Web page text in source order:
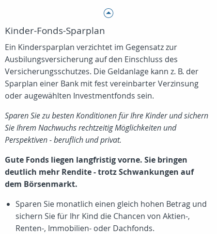
Kinder-Fonds-Sparplan
Ein Kindersparplan verzichtet im Gegensatz zur
Ausbilungsversicherung auf den Einschluss des
Versicherungsschutzes. Die Geldanlage kann z. B. der
Sparplan einer Bank mit fest vereinbarter Verzinsung
oder augewählten Investmentfonds sein.
Sparen Sie zu besten Konditionen für Ihre Kinder und sichern
Sie Ihrem Nachwuchs rechtzeitig Möglichkeiten und
Perspektiven - beruflich und privat.
Gute Fonds liegen langfristig vorne. Sie bringen
deutlich mehr Rendite - trotz Schwankungen auf
dem Börsenmarkt.
Sparen Sie monatlich einen gleich hohen Betrag und
sichern Sie für Ihr Kind die Chancen von Aktien-,
Renten-, Immobilien- oder Dachfonds.